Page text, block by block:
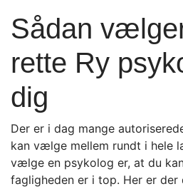
Sådan
rette Ry
dig
Der er i dag mange
kan vælge mellem rundt i hele
vælge en psykolog er, at du
fagligheden er i top. Her er